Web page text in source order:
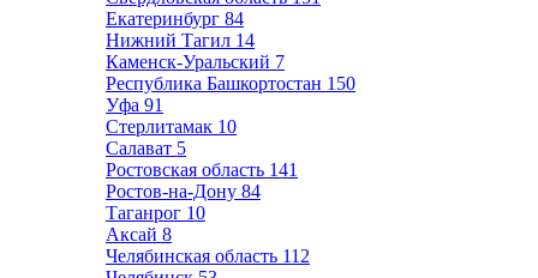
Екатеринбург 84
Нижний Тагил 14
Каменск-Уральский 7
Республика Башкортостан 150
Уфа 91
Стерлитамак 10
Салават 5
Ростовская область 141
Ростов-на-Дону 84
Таганрог 10
Аксай 8
Челябинская область 112